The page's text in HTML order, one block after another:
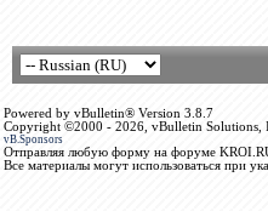
Powered by vBulletin® Version 3.8.7
Copyright ©2000 - 2026, vBulletin Solutions,
vB.Sponsors
Отправляя любую форму на форуме
Все материалы могут использоваться при